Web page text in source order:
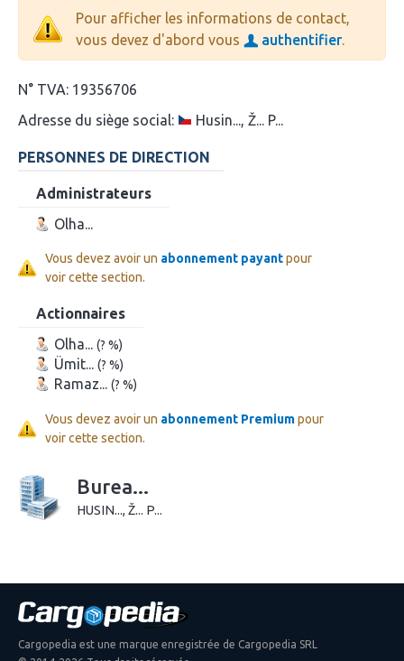
Pour afficher les informations de contact,
vous devez d'abord vous
authentifier
N° TVA: 19356706
Adresse du siège social:
Husin..., Ž... P...
PERSONNES DE DIRECTION
Administrateurs
Olha...
Vous devez avoir un abonnement payantpour
voir cette section.
Actionnaires
Olha... (? %)
Ümit... (? %)
Ramaz... (? %)
Vous devez avoir un abonnement Premiumpour
voir cette section.
Burea...
HUSIN..., Ž... P...
Cargopedia est une marque enregistrée de Cargopedia SRL